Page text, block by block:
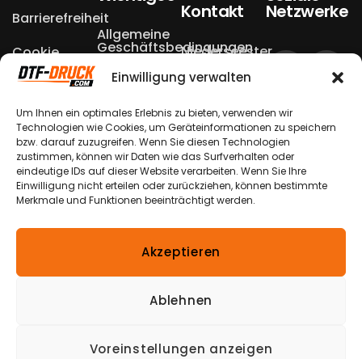
Einwilligung verwalten
Um Ihnen ein optimales Erlebnis zu bieten, verwenden wir
Technologien wie Cookies, um Geräteinformationen zu speichern
bzw. darauf zuzugreifen. Wenn Sie diesen Technologien
zustimmen, können wir Daten wie das Surfverhalten oder
eindeutige IDs auf dieser Website verarbeiten. Wenn Sie Ihre
Einwilligung nicht erteilen oder zurückziehen, können bestimmte
Merkmale und Funktionen beeinträchtigt werden.
Akzeptieren
Ablehnen
Voreinstellungen anzeigen
Barrierefreiheit
Cookie
Einstellungen
Bewertungen
Nutzungsbedingungen
Verpackungshinweis
Widerrufen
Allgemeine
Geschäftsbedingungen
Datenschutzerklärungen
Widerrufsbelehrungen
Versandkosten
& -arten
Zahlungsmöglichkeiten
Impressum
Kontakt
Niederseester
Weg 13a
– Halen
+49 174
870 1900
info@dtf-
Netzwerke
*Alle Preise inkl. gesetzl. Mehrwertsteuer
zzgl.Versandkostenund ggf. Nachnahmegebühren,
wenn nicht anders beschrieben.
ursprünglichen Preis.